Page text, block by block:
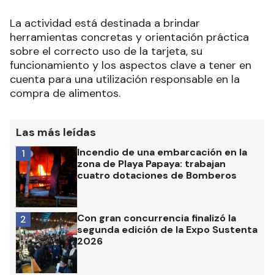
La actividad está destinada a brindar
herramientas concretas y orientación práctica
sobre el correcto uso de la tarjeta, su
funcionamiento y los aspectos clave a tener en
cuenta para una utilización responsable en la
compra de alimentos.
Las más leídas
Incendio de una embarcación en la
zona de Playa Papaya: trabajan
cuatro dotaciones de Bomberos
1
Con gran concurrencia finalizó la
segunda edición de la Expo Sustenta
2026
2